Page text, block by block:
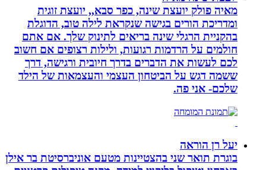
מאיה פולק יועצת שינה, כפר סבא,, יועצת זוגית
ומדריכת הורים בגישה שנקראת לילה טוב, הדוגלת
בהקניית הרגלי שינה בריאים לתינוק שלך. אם אתם
חולמים על הרדמות רגועות, ולילות רצופים אם חשוב
לכם לעשות את הדברים בדרך חיובית ורגישה, דרך
ששמה דגש על הביטחון העצמי והעצמאות של הילד
שלכם- אני פה.
יעל רן הוראה
בוגרת תואר שני בהצטיינות מטעם אוניברסיטת בר אילן